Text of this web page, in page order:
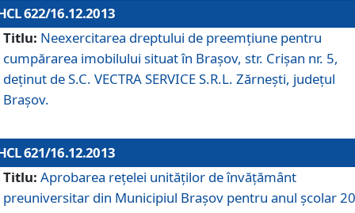
622/16.12.2013
Titlu: Neexercitarea dreptului de preemţiune pentru
cumpărarea imobilului situat în Braşov, str. Crişan nr. 5,
deţinut de S.C. VECTRA SERVICE S.R.L. Zărneşti, judeţul
Braşov.
621/16.12.2013
Titlu: Aprobarea reţelei unităţilor de învăţământ
preuniversitar din Municipiul Braşov pentru anul şcolar